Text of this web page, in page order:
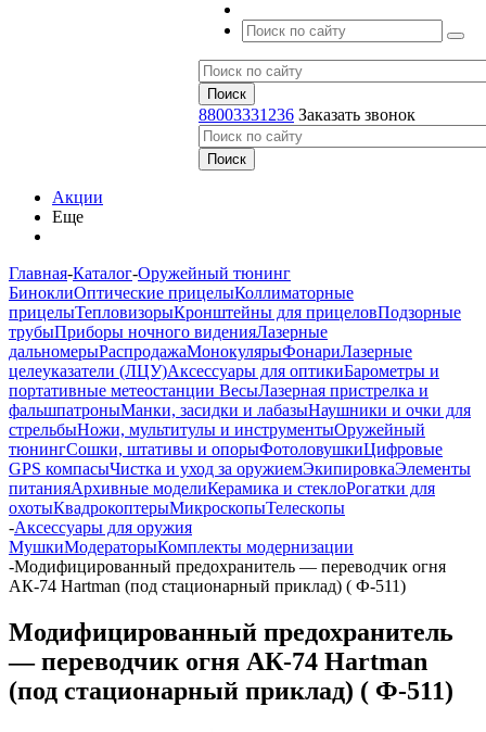
88003331236 Заказать звонок
Акции
Еще
Главная-Каталог-Оружейный тюнинг
БиноклиОптические прицелыКоллиматорные
прицелыТепловизорыКронштейны для прицеловПодзорные
трубыПриборы ночного виденияЛазерные
дальномерыРаспродажаМонокулярыФонариЛазерные
целеуказатели (ЛЦУ)Аксессуары для оптикиБарометры и
портативные метеостанции ВесыЛазерная пристрелка и
фальшпатроныМанки, засидки и лабазыНаушники и очки для
стрельбыНожи, мультитулы и инструментыОружейный
тюнингСошки, штативы и опорыФотоловушкиЦифровые
GPS компасыЧистка и уход за оружиемЭкипировкаЭлементы
питанияАрхивные моделиКерамика и стеклоРогатки для
охотыКвадрокоптерыМикроскопыТелескопы
-Аксессуары для оружия
МушкиМодераторыКомплекты модернизации
-Модифицированный предохранитель — переводчик огня
АК-74 Hartman (под стационарный приклад) ( Ф-511)
Модифицированный предохранитель
— переводчик огня АК-74 Hartman
(под стационарный приклад) ( Ф-511)